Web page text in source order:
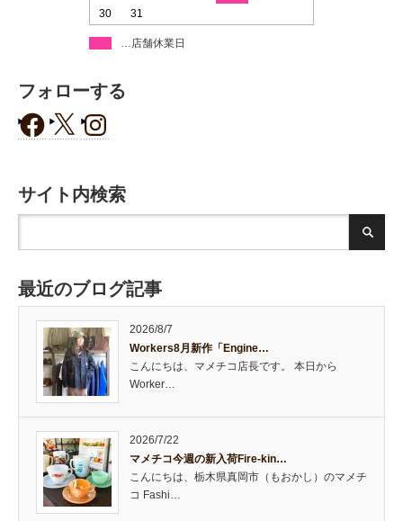
30
31
…店舗休業日
フォローする
サイト内検索
最近のブログ記事
2026/8/7
Workers8月新作「Engine…
こんにちは、マメチコ店長です。 本日から
Worker…
2026/7/22
マメチコ今週の新入荷Fire-kin…
こんにちは、栃木県真岡市（もおかし）のマメチ
コ Fashi…